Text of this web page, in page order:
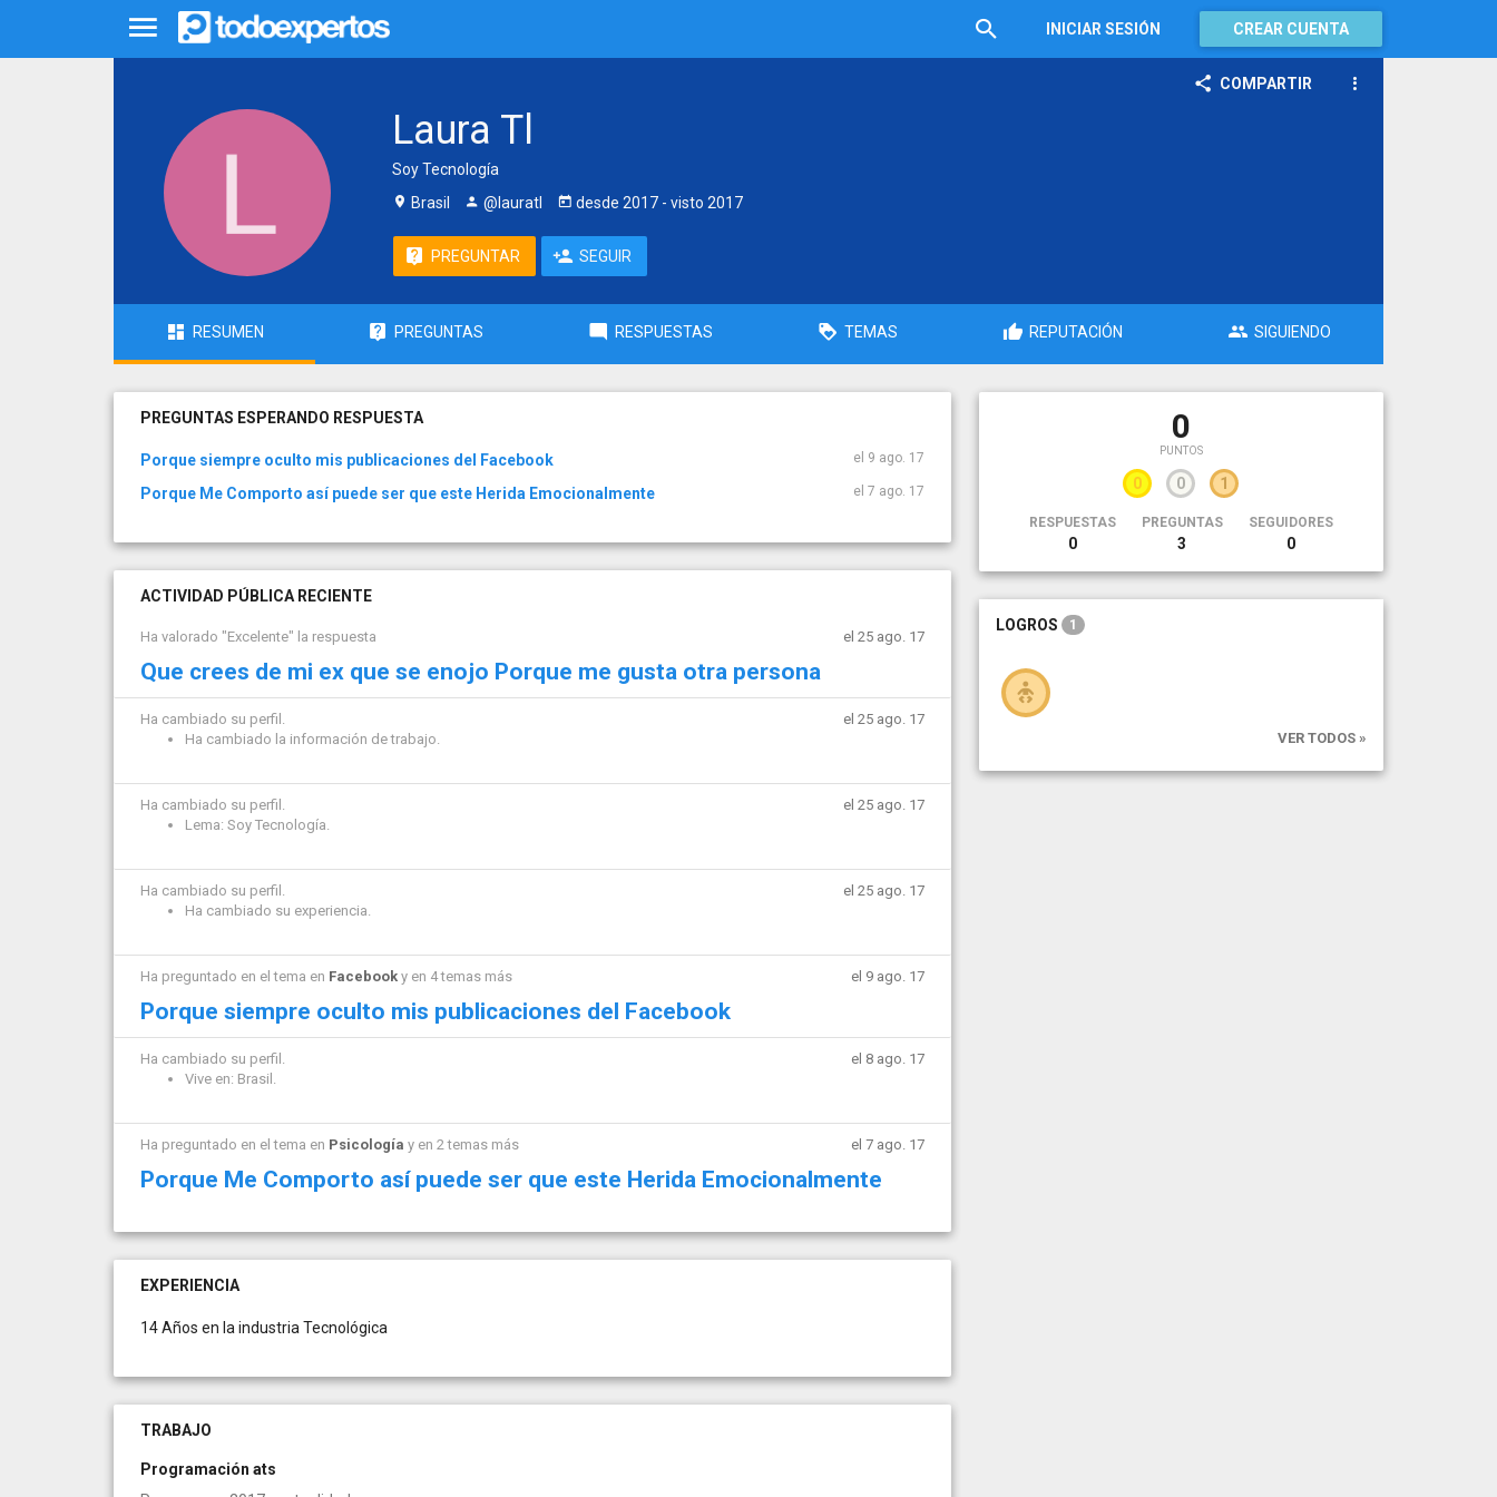
INICIAR SESIÓN CREAR CUENTA
COMPARTIR
Laura Tl
Soy Tecnología
Brasil
@lauratl desde 2017 - visto 2017
PREGUNTAR SEGUIR
RESUMEN PREGUNTAS RESPUESTAS TEMAS REPUTACIÓN SIGUIENDO
PREGUNTAS ESPERANDO RESPUESTA
Porque siempre oculto mis publicaciones del Facebook el 9 ago. 17
Porque Me Comporto así puede ser que este Herida Emocionalmente el 7 ago. 17
ACTIVIDAD PÚBLICA RECIENTE
Ha valorado "Excelente" la respuesta el 25 ago. 17
Que crees de mi ex que se enojo Porque me gusta otra persona
Ha cambiado su perfil.
Ha cambiado la información de trabajo.
el 25 ago. 17
Ha cambiado su perfil.
Lema: Soy Tecnología.
el 25 ago. 17
Ha cambiado su perfil.
Ha cambiado su experiencia.
el 25 ago. 17
Ha preguntado en el tema en Facebook y en 4 temas más el 9 ago. 17
Porque siempre oculto mis publicaciones del Facebook
Ha cambiado su perfil.
Vive en: Brasil.
el 8 ago. 17
Ha preguntado en el tema en Psicología y en 2 temas más el 7 ago. 17
Porque Me Comporto así puede ser que este Herida Emocionalmente
EXPERIENCIA
14 Años en la industria Tecnológica
TRABAJO
Programación ats
0
PUNTOS
0 0 1
RESPUESTAS
0
PREGUNTAS
3
SEGUIDORES
0
LOGROS 1
VER TODOS »